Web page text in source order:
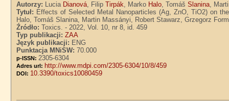
Autorzy: Lucia Dianová, FilipTirpák, Marko Halo, TomášSlanina,
Tytuł: Effects of Selected Metal Nanoparticles (Ag, ZnO, TiO2) on
Halo, Tomáš Slanina, Martin Massányi, Robert Stawarz, Grzegorz
Źródło:Toxics. - 2022, Vol. 10, nr 8, id. 459
Typ publikacji:ZAA
Język publikacji: ENG
Punktacja MNiSW:70.000
p-ISSN: 2305-6304
Adres url: http://www.mdpi.com/2305-6304/10/8/459
DOI: 10.3390/toxics10080459